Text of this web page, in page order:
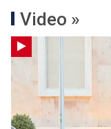
Video »